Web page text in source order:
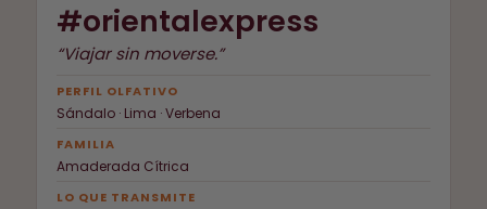
#orientalexpress
“Viajar sin moverse.”
PERFIL OLFATIVO
Sándalo · Lima · Verbena
FAMILIA
Amaderada Cítrica
LO QUE TRANSMITE